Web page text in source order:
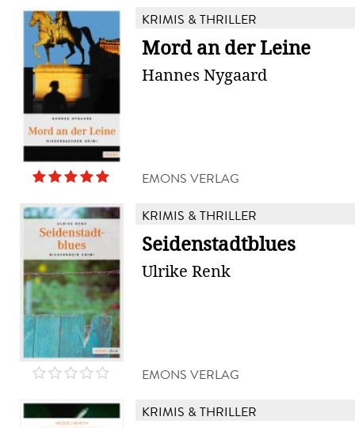
KRIMIS & THRILLER
Mord an der Leine
Hannes Nygaard
EMONS VERLAG
KRIMIS & THRILLER
Seidenstadtblues
Ulrike Renk
EMONS VERLAG
KRIMIS & THRILLER